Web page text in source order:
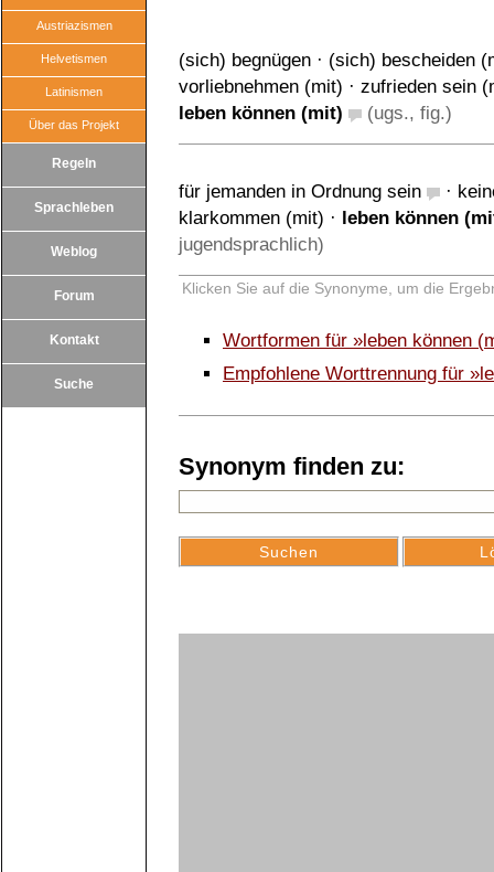
Austriazismen
Helvetismen
Latinismen
Über das Projekt
Regeln
Sprachleben
Weblog
Forum
Kontakt
Suche
(sich) begnügen · (sich) bescheiden
vorliebnehmen (mit) · zufrieden sein
leben können (mit)
(ugs., fig.)
für jemanden in Ordnung sein ·
klarkommen (mit) · leben können
jugendsprachlich)
Klicken Sie auf die Synonyme, um die
Wortformen für »leben können
Empfohlene Worttrennung für
Synonym finden zu: